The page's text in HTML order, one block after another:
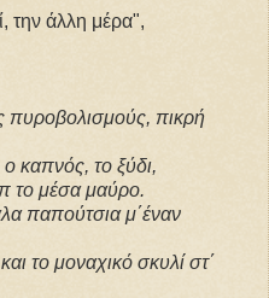
την άλλη μέρα",
πυροβολισμούς, πικρή
καπνός, το ξύδι,
το μέσα μαύρο.
παπούτσια μ΄έναν
το μοναχικό σκυλί στ΄